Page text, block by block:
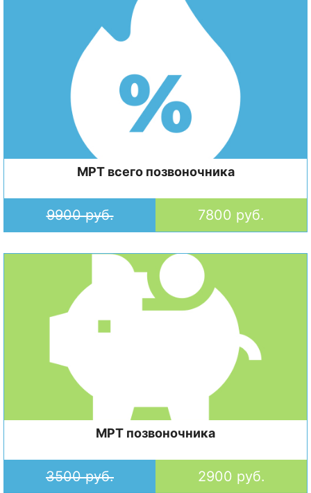
МРТ всего позвоночника
9900 руб. 7800 руб.
МРТ позвоночника
3500 руб. 2900 руб.